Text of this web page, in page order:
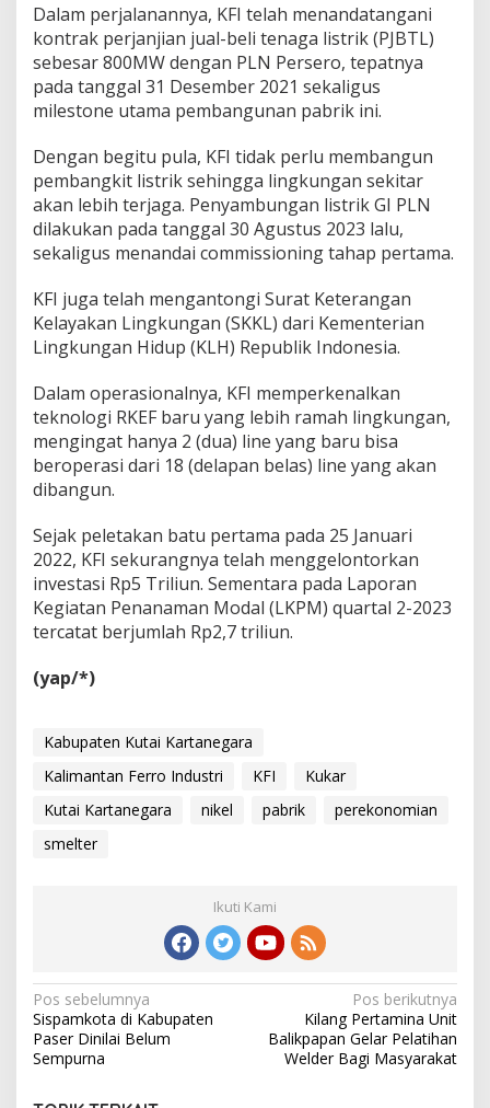
Dalam perjalanannya, KFI telah menandatangani
kontrak perjanjian jual-beli tenaga listrik (PJBTL)
sebesar 800MW dengan PLN Persero, tepatnya
pada tanggal 31 Desember 2021 sekaligus
milestone utama pembangunan pabrik ini.
Dengan begitu pula, KFI tidak perlu membangun
pembangkit listrik sehingga lingkungan sekitar
akan lebih terjaga. Penyambungan listrik GI PLN
dilakukan pada tanggal 30 Agustus 2023 lalu,
sekaligus menandai commissioning tahap pertama.
KFI juga telah mengantongi Surat Keterangan
Kelayakan Lingkungan (SKKL) dari Kementerian
Lingkungan Hidup (KLH) Republik Indonesia.
Dalam operasionalnya, KFI memperkenalkan
teknologi RKEF baru yang lebih ramah lingkungan,
mengingat hanya 2 (dua) line yang baru bisa
beroperasi dari 18 (delapan belas) line yang akan
dibangun.
Sejak peletakan batu pertama pada 25 Januari
2022, KFI sekurangnya telah menggelontorkan
investasi Rp5 Triliun. Sementara pada Laporan
Kegiatan Penanaman Modal (LKPM) quartal 2-2023
tercatat berjumlah Rp2,7 triliun.
(yap/*)
Kabupaten Kutai Kartanegara
Kalimantan Ferro Industri
KFI
Kukar
Kutai Kartanegara
nikel pabrik
perekonomian
smelter
Ikuti Kami
Navigasi
pos
Pos sebelumnya
Sispamkota di Kabupaten
Paser Dinilai Belum
Sempurna
Pos berikutnya
Kilang Pertamina Unit
Balikpapan Gelar Pelatihan
Welder Bagi Masyarakat